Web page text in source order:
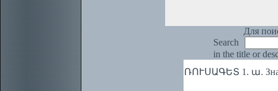
Для
Search
in the title or
ՌՈՒՍԱԳԵՏ 1. ա.